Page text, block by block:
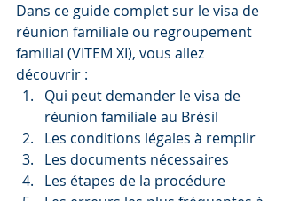
Dans ce guide complet sur le visa de
réunion familiale ou regroupement
familial (VITEM XI), vous allez
découvrir :
Qui peut demander le visa de
réunion familiale au Brésil
Les conditions légales à remplir
Les documents nécessaires
Les étapes de la procédure